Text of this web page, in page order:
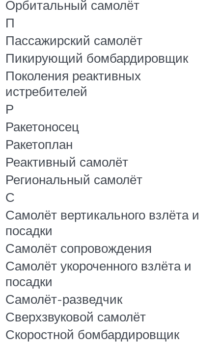
Орбитальный самолёт
П
Пассажирский самолёт
Пикирующий бомбардировщик
Поколения реактивных
истребителей
Р
Ракетоносец
Ракетоплан
Реактивный самолёт
Региональный самолёт
С
Самолёт вертикального взлёта и
посадки
Самолёт сопровождения
Самолёт укороченного взлёта и
посадки
Самолёт-разведчик
Сверхзвуковой самолёт
Скоростной бомбардировщик